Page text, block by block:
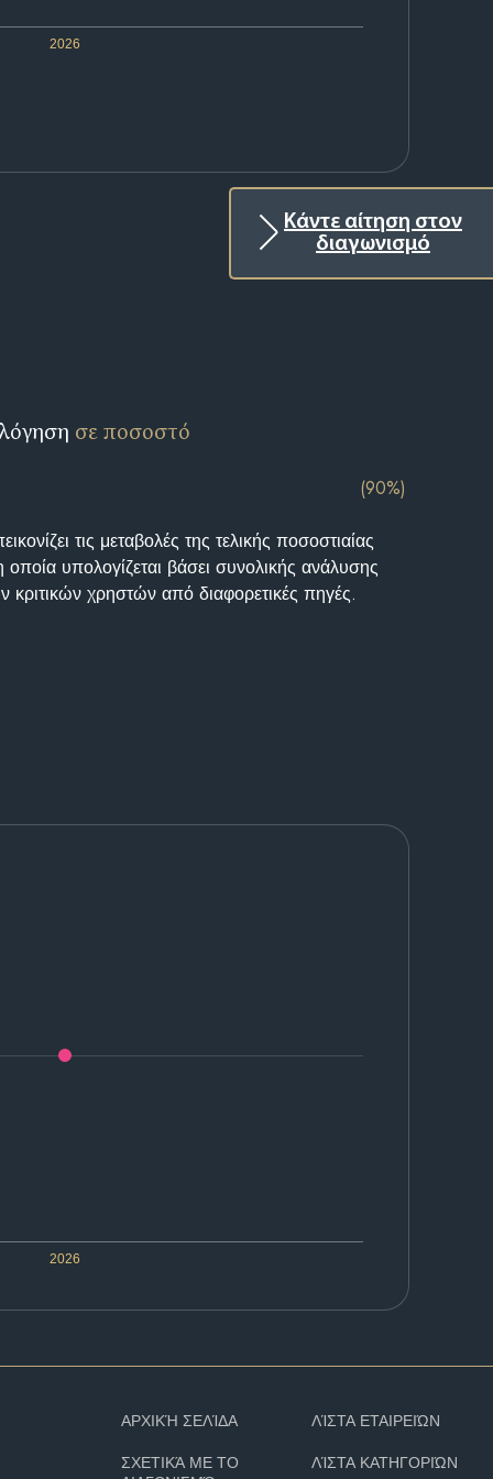
Κάντε αίτηση στον
διαγωνισμό
2026
σε ποσοστό
(90%)
τις μεταβολές της τελικής ποσοστιαίας
υπολογίζεται βάσει συνολικής ανάλυσης
κριτικών χρηστών από διαφορετικές πηγές.
2026
ΑΡΧΙΚΉ ΣΕΛΊΔΑ
ΣΧΕΤΙΚΆ ΜΕ ΤΟ
ΛΊΣΤΑ ΕΤΑΙΡΕΙΏΝ
ΛΊΣΤΑ ΚΑΤΗΓΟΡΙΏΝ